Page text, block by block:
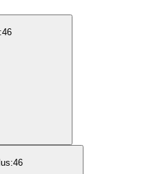
46
46